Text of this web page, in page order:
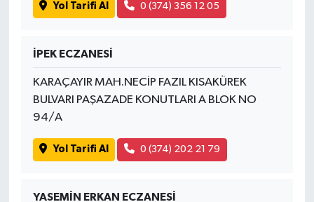
Yol Tarifi Al 0 (374) 356 12 05
İPEK ECZANESİ
KARAÇAYIR MAH.NECİP FAZIL KISAKÜREK
BULVARI PAŞAZADE KONUTLARI A BLOK NO
94/A
Yol Tarifi Al 0 (374) 202 21 79
YASEMİN ERKAN ECZANESİ